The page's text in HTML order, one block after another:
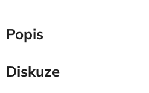
Popis
Diskuze